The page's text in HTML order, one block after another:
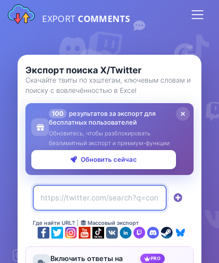
EXPORT COMMENTS
Экспорт поиска X/Twitter
Скачайте твиты по хэштегам, ключевым словам и
поиску с вовлечённостью в Excel
100
результатов за экспорт для
бесплатных пользователей
Обновитесь, чтобы разблокировать
безлимитный экспорт и премиум-функции
Обновить сейчас
Где найти URL? Массовый экспорт
Включить ответы на
PRO